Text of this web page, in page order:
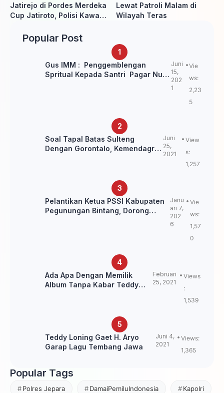
Jatirejo di Pordes Merdeka
Cup Jatiroto, Polisi Kawal
Lewat Patroli Malam di
Wilayah Teras
Popular Post
Gus IMM : Penggemblengan
Spritual Kepada Santri Pagar Nusa
Juni
15,
202
1
Vie
ws:
2,23
5
Soal Tapal Batas Sulteng
Dengan Gorontalo, Kemendagri:
Juni
25,
2021
View
s:
1,257
Pelantikan Ketua PSSI Kabupaten
Pegunungan Bintang, Dorong
Janu
ari 7,
202
6
Vie
ws:
1,57
0
Ada Apa Dengan Memilik
Album Tanpa Kabar Teddy
Februari
25, 2021
Views
:
1,539
Teddy Loning Gaet H. Aryo
Garap Lagu Tembang Jawa
Juni 4,
2021
Views:
1,365
Popular Tags
Polres Jepara DamaiPemiluIndonesia Kapolri